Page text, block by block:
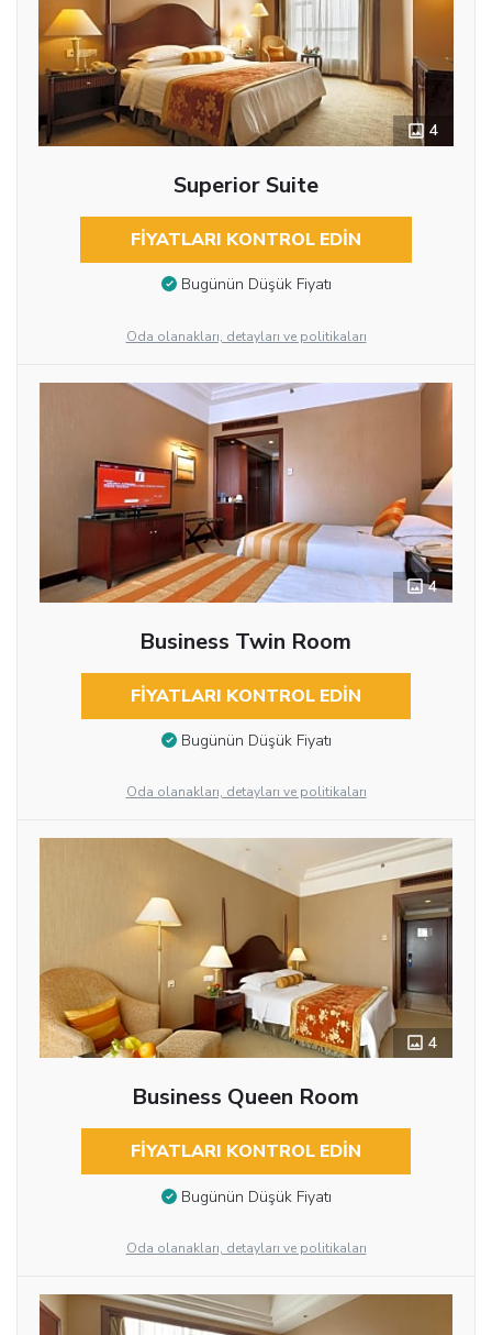
4
Superior Suite
FIYATLARI KONTROL EDIN
Bugünün Düşük Fiyatı
Oda olanakları, detayları ve politikaları
4
Business Twin Room
FIYATLARI KONTROL EDIN
Bugünün Düşük Fiyatı
Oda olanakları, detayları ve politikaları
4
Business Queen Room
FIYATLARI KONTROL EDIN
Bugünün Düşük Fiyatı
Oda olanakları, detayları ve politikaları